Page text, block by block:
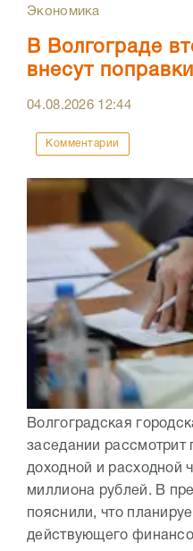
Экономика
В Волгограде
внесут
04.08.2026 12:44
Комментарии
Волгоградская
заседании рассмотрит
доходной и расходной
миллиона рублей. В
пояснили, что
действующего